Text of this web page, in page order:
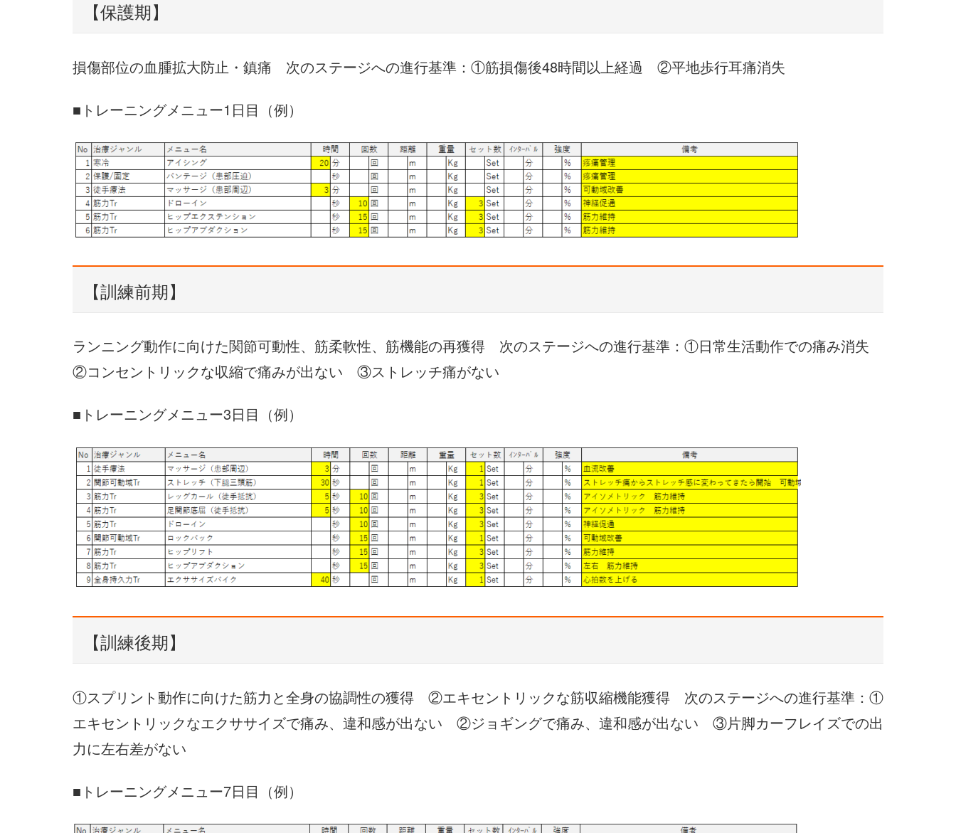
【保護期】
損傷部位の血腫拡大防止・鎮痛 次のステージへの進行基準：①筋損傷後48時間以上経過 ②平地歩行耳痛消失
■トレーニングメニュー1日目（例）
【訓練前期】
ランニング動作に向けた関節可動性、筋柔軟性、筋機能の再獲得 次のステージへの進行基準：①日常生活動作での痛み消失
②コンセントリックな収縮で痛みが出ない ③ストレッチ痛がない
■トレーニングメニュー3日目（例）
【訓練後期】
①スプリント動作に向けた筋力と全身の協調性の獲得 ②エキセントリックな筋収縮機能獲得 次のステージへの進行基準：①
エキセントリックなエクササイズで痛み、違和感が出ない ②ジョギングで痛み、違和感が出ない ③片脚カーフレイズでの出
力に左右差がない
■トレーニングメニュー7日目（例）